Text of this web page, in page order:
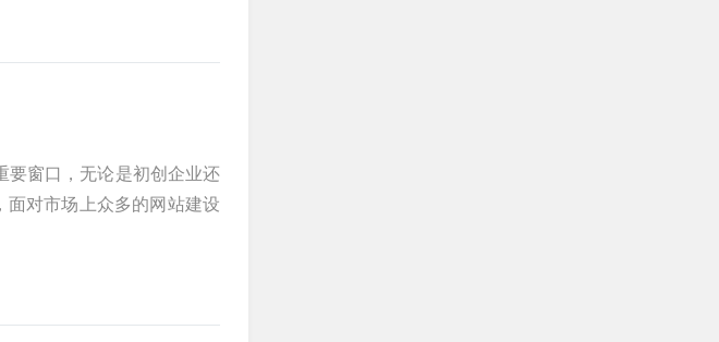
要窗口，无论是初创企业还
对市场上众多的网站建设